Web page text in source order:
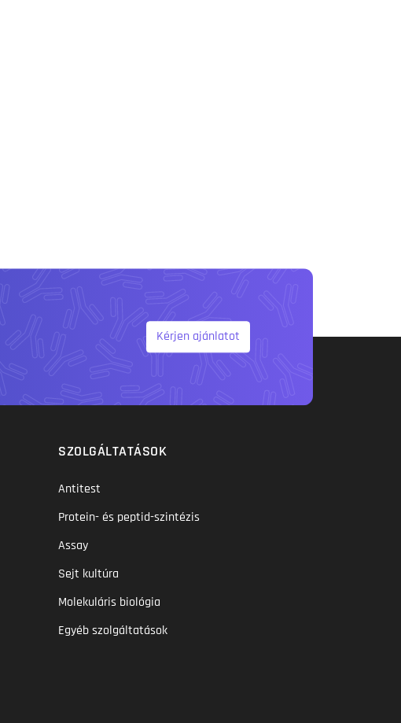
Kérjen ajánlatot
SZOLGÁLTATÁSOK
Antitest
Protein- és peptid-szintézis
Assay
Sejt kultúra
Molekuláris biológia
Egyéb szolgáltatások